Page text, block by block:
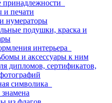
печати
нумераторы
подушки, краска и
интерьера
и аксессуары к ним
дипломов, сертификатов,
символика